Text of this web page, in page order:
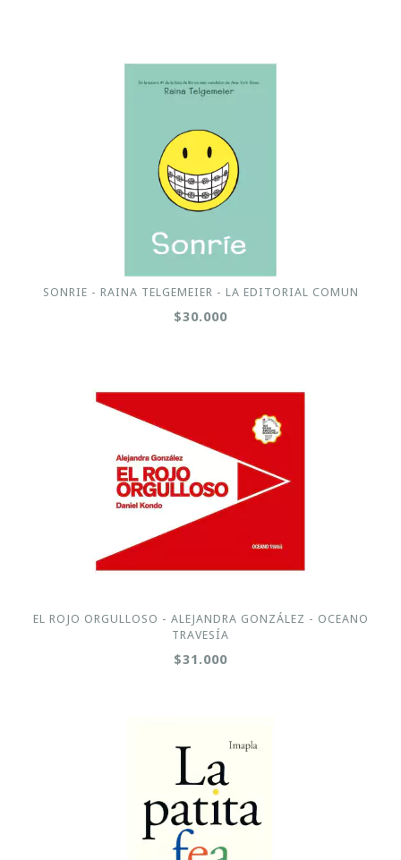
SONRIE - RAINA TELGEMEIER - LA EDITORIAL COMUN
$30.000
EL ROJO ORGULLOSO - ALEJANDRA GONZÁLEZ - OCEANO
TRAVESÍA
$31.000